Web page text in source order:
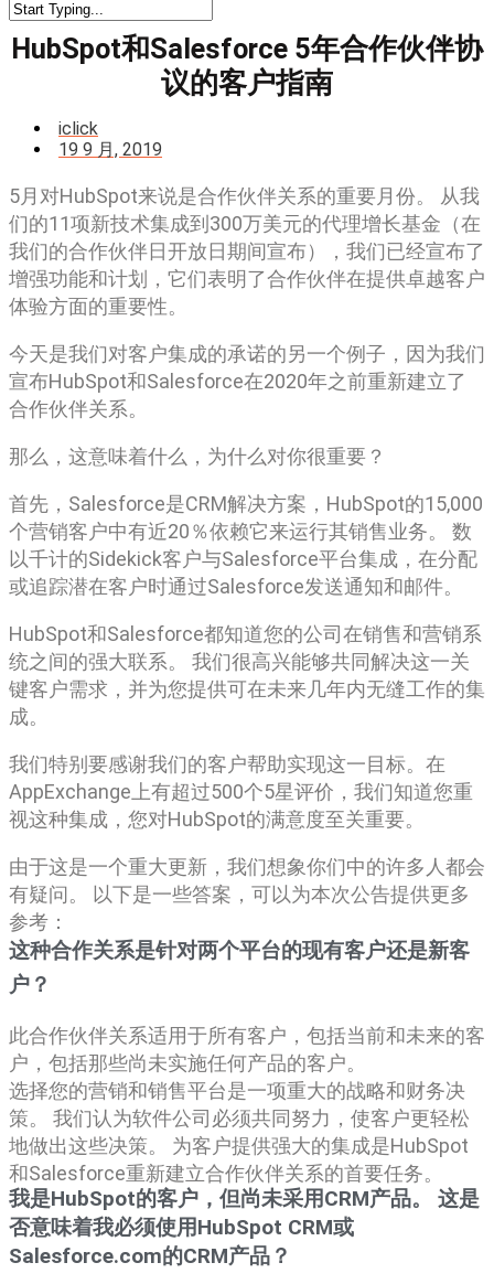
HubSpot和Salesforce 5年合作伙伴协
议的客户指南
iclick
19 9 月, 2019
5月对HubSpot来说是合作伙伴关系的重要月份。 从我
们的11项新技术集成到300万美元的代理增长基金（在
我们的合作伙伴日开放日期间宣布），我们已经宣布了
增强功能和计划，它们表明了合作伙伴在提供卓越客户
体验方面的重要性。
今天是我们对客户集成的承诺的另一个例子，因为我们
宣布HubSpot和Salesforce在2020年之前重新建立了
合作伙伴关系。
那么，这意味着什么，为什么对你很重要？
首先，Salesforce是CRM解决方案，HubSpot的15,000
个营销客户中有近20％依赖它来运行其销售业务。 数
以千计的Sidekick客户与Salesforce平台集成，在分配
或追踪潜在客户时通过Salesforce发送通知和邮件。
HubSpot和Salesforce都知道您的公司在销售和营销系
统之间的强大联系。 我们很高兴能够共同解决这一关
键客户需求，并为您提供可在未来几年内无缝工作的集
成。
我们特别要感谢我们的客户帮助实现这一目标。在
AppExchange上有超过500个5星评价，我们知道您重
视这种集成，您对HubSpot的满意度至关重要。
由于这是一个重大更新，我们想象你们中的许多人都会
有疑问。 以下是一些答案，可以为本次公告提供更多
参考：
这种合作关系是针对两个平台的现有客户还是新客
户？
此合作伙伴关系适用于所有客户，包括当前和未来的客
户，包括那些尚未实施任何产品的客户。
选择您的营销和销售平台是一项重大的战略和财务决
策。 我们认为软件公司必须共同努力，使客户更轻松
地做出这些决策。 为客户提供强大的集成是HubSpot
和Salesforce重新建立合作伙伴关系的首要任务。
我是HubSpot的客户，但尚未采用CRM产品。 这是
否意味着我必须使用HubSpot CRM或
Salesforce.com的CRM产品？